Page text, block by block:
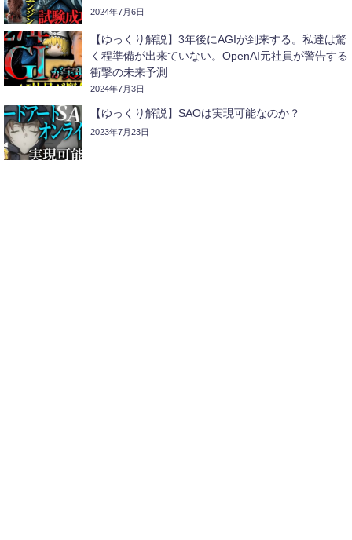
2024年7月6日
【ゆっくり解説】3年後にAGIが到来する。私達は驚
く程準備が出来ていない。OpenAI元社員が警告する
衝撃の未来予測
2024年7月3日
【ゆっくり解説】SAOは実現可能なのか？
2023年7月23日